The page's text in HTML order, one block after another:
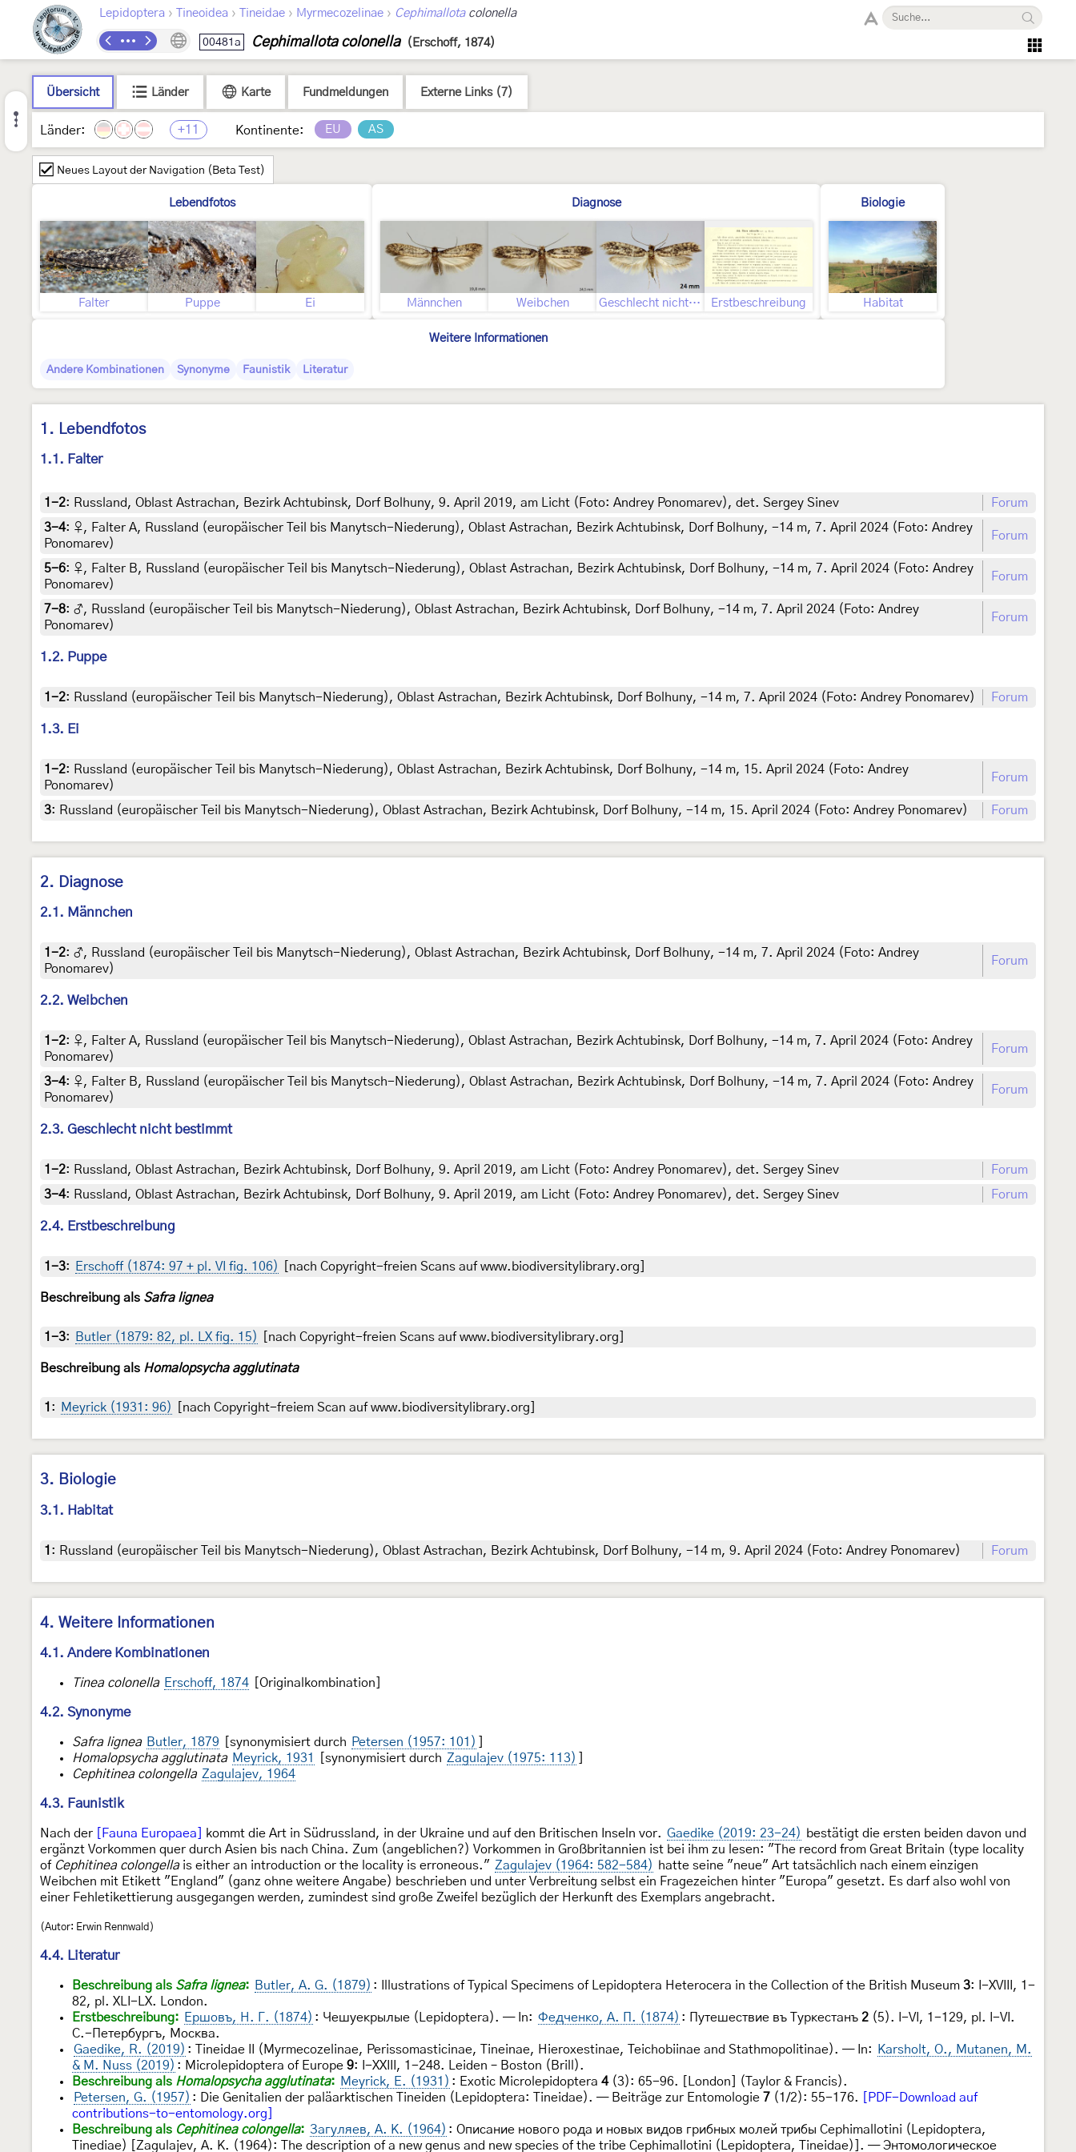
Lepidoptera › Tineoidea › Tineidae › Myrmecozelinae › Cephimallotacolonella
00481a Cephimallota colonella (Erschoff, 1874)
Übersicht Länder Karte Fundmeldungen Externe Links (7)
Länder: +11 Kontinente: EU AS
Neues Layout der Navigation (Beta Test)
Lebendfotos
Falter Puppe Ei
Diagnose
Männchen Weibchen Geschlecht nicht bestimmt Erstbeschreibung
Biologie
Habitat
Weitere Informationen
Andere Kombinationen Synonyme Faunistik Literatur
1. Lebendfotos
1.1. Falter
1-2: Russland, Oblast Astrachan, Bezirk Achtubinsk, Dorf Bolhuny, 9. April 2019, am Licht (Foto: Andrey Ponomarev), det. Sergey Sinev
Forum
3-4: ♀, Falter A, Russland (europäischer Teil bis Manytsch-Niederung), Oblast Astrachan, Bezirk Achtubinsk, Dorf Bolhuny, -14 m, 7. April 2024 (Foto: Andrey
Ponomarev)
Forum
5-6: ♀, Falter B, Russland (europäischer Teil bis Manytsch-Niederung), Oblast Astrachan, Bezirk Achtubinsk, Dorf Bolhuny, -14 m, 7. April 2024 (Foto: Andrey
Ponomarev)
Forum
7-8: ♂, Russland (europäischer Teil bis Manytsch-Niederung), Oblast Astrachan, Bezirk Achtubinsk, Dorf Bolhuny, -14 m, 7. April 2024 (Foto: Andrey
Ponomarev)
Forum
1.2. Puppe
1-2: Russland (europäischer Teil bis Manytsch-Niederung), Oblast Astrachan, Bezirk Achtubinsk, Dorf Bolhuny, -14 m, 7. April 2024 (Foto: Andrey Ponomarev) Forum
1.3. Ei
1-2: Russland (europäischer Teil bis Manytsch-Niederung), Oblast Astrachan, Bezirk Achtubinsk, Dorf Bolhuny, -14 m, 15. April 2024 (Foto: Andrey
Ponomarev)
Forum
3: Russland (europäischer Teil bis Manytsch-Niederung), Oblast Astrachan, Bezirk Achtubinsk, Dorf Bolhuny, -14 m, 15. April 2024 (Foto: Andrey Ponomarev) Forum
2. Diagnose
2.1. Männchen
1-2: ♂, Russland (europäischer Teil bis Manytsch-Niederung), Oblast Astrachan, Bezirk Achtubinsk, Dorf Bolhuny, -14 m, 7. April 2024 (Foto: Andrey
Ponomarev)
Forum
2.2. Weibchen
1-2: ♀, Falter A, Russland (europäischer Teil bis Manytsch-Niederung), Oblast Astrachan, Bezirk Achtubinsk, Dorf Bolhuny, -14 m, 7. April 2024 (Foto: Andrey
Ponomarev)
Forum
3-4: ♀, Falter B, Russland (europäischer Teil bis Manytsch-Niederung), Oblast Astrachan, Bezirk Achtubinsk, Dorf Bolhuny, -14 m, 7. April 2024 (Foto: Andrey
Ponomarev)
Forum
2.3. Geschlecht nicht bestimmt
1-2: Russland, Oblast Astrachan, Bezirk Achtubinsk, Dorf Bolhuny, 9. April 2019, am Licht (Foto: Andrey Ponomarev), det. Sergey Sinev
Forum
3-4: Russland, Oblast Astrachan, Bezirk Achtubinsk, Dorf Bolhuny, 9. April 2019, am Licht (Foto: Andrey Ponomarev), det. Sergey Sinev Forum
2.4. Erstbeschreibung
1-3: Erschoff (1874: 97 + pl. VI fig. 106) [nach Copyright-freien Scans auf www.biodiversitylibrary.org]
Beschreibung als Safra lignea
1-3: Butler (1879: 82, pl. LX fig. 15) [nach Copyright-freien Scans auf www.biodiversitylibrary.org]
Beschreibung als Homalopsycha agglutinata
1 : Meyrick (1931: 96) [nach Copyright-freiem Scan auf www.biodiversitylibrary.org]
3. Biologie
3.1. Habitat
1 : Russland (europäischer Teil bis Manytsch-Niederung), Oblast Astrachan, Bezirk Achtubinsk, Dorf Bolhuny, -14 m, 9. April 2024 (Foto: Andrey Ponomarev) Forum
4. Weitere Informationen
4.1. Andere Kombinationen
Tinea colonella Erschoff, 1874 [Originalkombination]
4.2. Synonyme
Safra lignea Butler, 1879 [synonymisiert durch Petersen (1957: 101)
Homalopsycha agglutinata Meyrick, 1931 [synonymisiert durch Zagulajev (1975: 113)
Cephitinea colongella Zagulajev, 1964
4.3. Faunistik
Nach der [Fauna Europaea] kommt die Art in Südrussland, in der Ukraine und auf den Britischen Inseln vor. Gaedike (2019: 23-24)
bestätigt die ersten beiden davon und
ergänzt Vorkommen quer durch Asien bis nach China. Zum (angeblichen?) Vorkommen in Großbritannien ist bei ihm zu lesen: "The record from Great Britain (type locality
of Cephitinea colongellais either an introduction or the locality is erroneous." Zagulajev (1964: 582-584)
hatte seine "neue" Art tatsächlich nach einem einzigen
Weibchen mit Etikett "England" (ganz ohne weitere Angabe) beschrieben und unter Verbreitung selbst ein Fragezeichen hinter "Europa" gesetzt. Es darf also wohl von
einer Fehletikettierung ausgegangen werden, zumindest sind große Zweifel bezüglich der Herkunft des Exemplars angebracht.
(Autor: Erwin Rennwald)
4.4. Literatur
Beschreibung als Safra lignea: Butler, A. G. (1879) : Illustrations of Typical Specimens of Lepidoptera Heterocera in the Collection of the British Museum 3: I-XVIII, 1-
82, pl. XLI-LX. London.
Erstbeschreibung: Ершовъ, Н. Г. (1874) : Чешуекрылые (Lepidoptera). — In: Федченко, А. П. (1874) : Путешествие въ Туркестанъ 2 (5). I-VI, 1-129, pl. I-VI.
С.-Петербургъ, Москва.
Gaedike, R. (2019) : Tineidae II (Myrmecozelinae, Perissomasticinae, Tineinae, Hieroxestinae, Teichobiinae and Stathmopolitinae). — In:
Karsholt, O., Mutanen, M.
& M. Nuss (2019) : Microlepidoptera of Europe 9: I-XXIII, 1-248. Leiden – Boston (Brill).
Beschreibung als Homalopsycha agglutinata: Meyrick, E. (1931) : Exotic Microlepidoptera 4(3): 65-96. [London] (Taylor & Francis).
Petersen, G. (1957) : Die Genitalien der paläarktischen Tineiden (Lepidoptera: Tineidae). — Beiträge zur Entomologie 7 (1/2): 55-176.
[PDF-Download auf
contributions-to-entomology.org]
Beschreibung als Cephitinea colongella: Загуляев, А. К. (1964) : Описание нового рода и новых видов грибных молей трибы Cephimallotini (Lepidoptera,
Tinediae) [Zagulajev, A. K. (1964): The description of a new genus and new species of the tribe Cephimallotini (Lepidoptera, Tineidae)]. — Энтомологическое